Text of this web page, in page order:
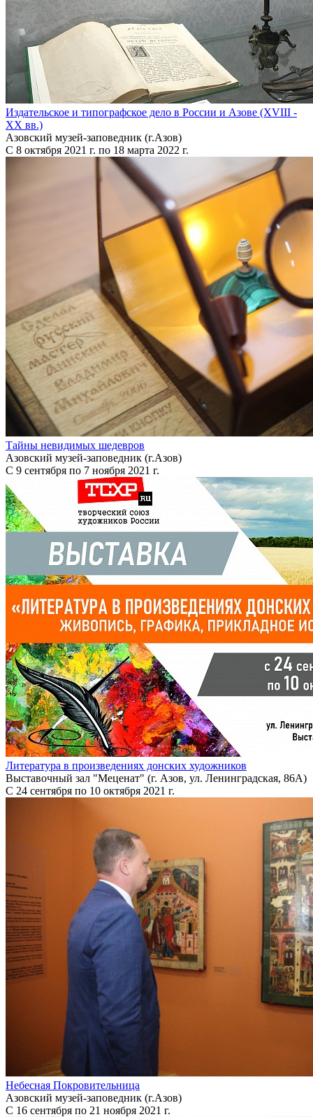
Издательское и типографское дело в России и Азове (XVIII -
XX вв.)
Азовский музей-заповедник (г.Азов)
С 8 октября 2021 г. по 18 марта 2022 г.
Тайны невидимых шедевров
Азовский музей-заповедник (г.Азов)
С 9 сентября по 7 ноября 2021 г.
Литература в произведениях донских художников
Выставочный зал "Меценат" (г. Азов, ул. Ленинградская, 86А)
С 24 сентября по 10 октября 2021 г.
Небесная Покровительница
Азовский музей-заповедник (г.Азов)
С 16 сентября по 21 ноября 2021 г.